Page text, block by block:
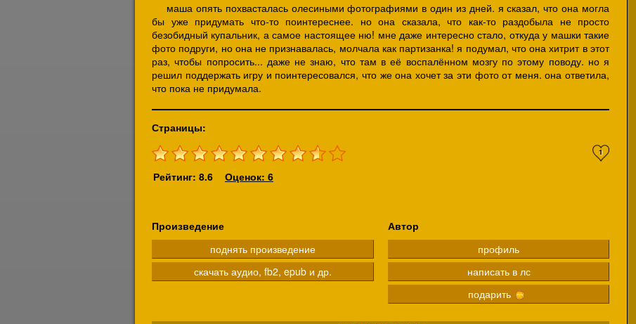
маша опять похвасталась олесиными фотографиями в один из дней. я сказал, что она могла
бы уже придумать что-то поинтереснее. но она сказала, что как-то раздобыла не просто
безобидный купальник, а самое настоящее ню! мне даже интересно стало, откуда у машки такие
фото подруги, но она не признавалась, молчала как партизанка! я подумал, что она хитрит в этот
раз, чтобы попросить... даже не знаю, что там в её воспалённом мозгу по этому поводу. но я
решил поддержать игру и поинтересовался, что же она хочет за эти фото от меня. она ответила,
что пока не придумала.
Страницы:
1
Рейтинг: 8.6 Оценок: 6
Произведение
поднять произведение
скачать аудио, fb2, epub и др.
Автор
профиль
написать в лс
подарить